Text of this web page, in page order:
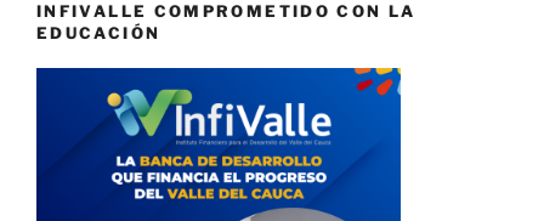
INFIVALLE COMPROMETIDO CON LA
EDUCACIÓN